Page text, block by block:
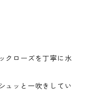
クローズを丁寧に水
ュッと一吹きしてい